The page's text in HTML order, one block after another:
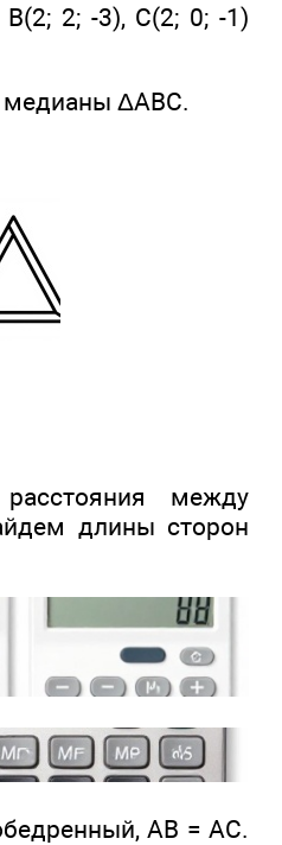
2; -3), С(2; 0; -1)
медианы ΔABC.
между
длины сторон
АВ = АС.